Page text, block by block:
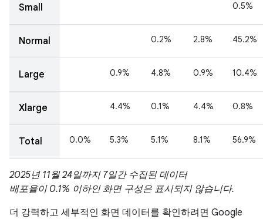
Small 0.5%
Normal 0.2% 2.8% 45.2%
Large 0.9% 4.8% 0.9% 10.4%
Xlarge 4.4% 0.1% 4.4% 0.8%
Total 0.0% 5.3% 5.1% 8.1% 56.9%
2025년 11월 24일까지 7일간 수집된 데이터
배포율이 0.1% 이하인 화면 구성은 표시되지 않습니다.
더 강력하고 세부적인 화면 데이터를 확인하려면 Google